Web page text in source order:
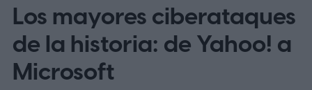
Los mayores ciberataques
de la historia: de Yahoo! a
Microsoft